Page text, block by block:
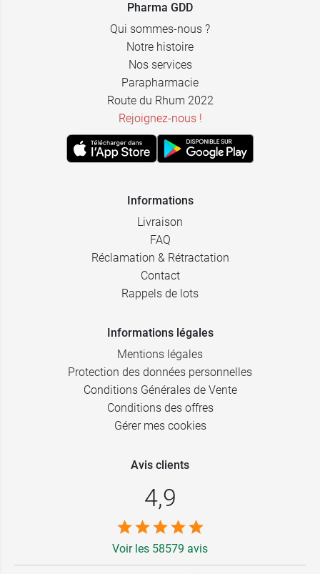
Pharma GDD
Qui sommes-nous ?
Notre histoire
Nos services
Parapharmacie
Route du Rhum 2022
Rejoignez-nous !
Informations
Livraison
FAQ
Réclamation & Rétractation
Contact
Rappels de lots
Informations légales
Mentions légales
Protection des données personnelles
Conditions Générales de Vente
Conditions des offres
Gérer mes cookies
Avis clients
4,9
Voir les 58579 avis